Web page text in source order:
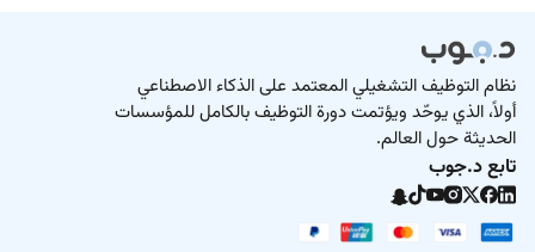
نظام التوظيف التشغيلي المعتمد على الذكاء الاصطناعي
أولاً، الذي يوحّد ويؤتمت دورة التوظيف بالكامل للمؤسسات
الحديثة حول العالم.
تابع د.جوب